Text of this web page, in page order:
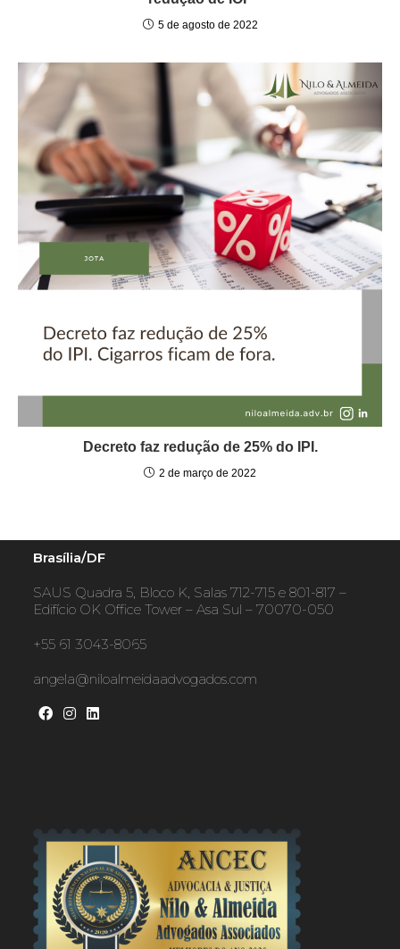
5 de agosto de 2022
Decreto faz redução de 25% do IPI.
2 de março de 2022
Brasília/DF
SAUS Quadra 5, Bloco K, Salas 712-715 e 801-817 –
Edifício OK Office Tower – Asa Sul – 70070-050
+55 61 3043-8065
angela@niloalmeidaadvogados.com